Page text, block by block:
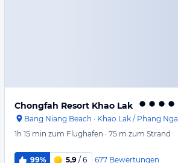
Chongfah Resort Khao Lak
Bang Niang Beach · Khao Lak / Phang Nga
1h 15 min zum Flughafen · 75 m zum Strand
99% 5,9 / 6 677 Bewertungen